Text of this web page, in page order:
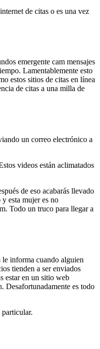
de citas o es una vez
emergente cam mensajes
Lamentablemente esto
estos sitios de citas en línea
de citas a una milla de
un correo electrónico a
videos están aclimatados
de eso acabarás llevado
esta mujer es no
Todo un truco para llegar a
le informa cuando alguien
tienden a ser enviados
estar en un sitio web
Desafortunadamente es todo